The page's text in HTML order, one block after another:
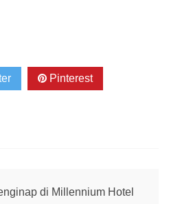
Pinterest
di Millennium Hotel